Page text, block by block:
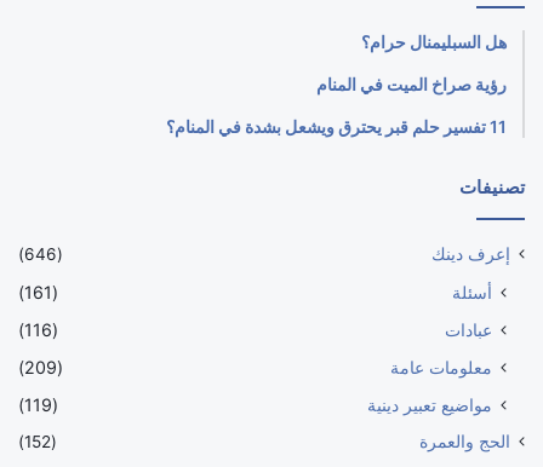
هل السبليمنال حرام؟
رؤية صراخ الميت في المنام
11 تفسير حلم قبر يحترق ويشعل بشدة في المنام؟
تصنيفات
إعرف دينك (646)
أسئلة
(161)
عبادات
(116)
معلومات عامة
(209)
مواضيع تعبير دينية
(119)
الحج والعمرة
(152)